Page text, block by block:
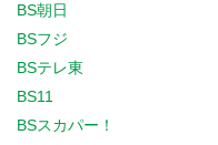
BS朝日
BSフジ
BSテレ東
BS11
BSスカパー！